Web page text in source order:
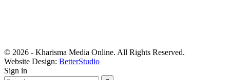
© 2026 - Kharisma Media Online. All Rights Reserved.
Website Design: BetterStudio
Sign in